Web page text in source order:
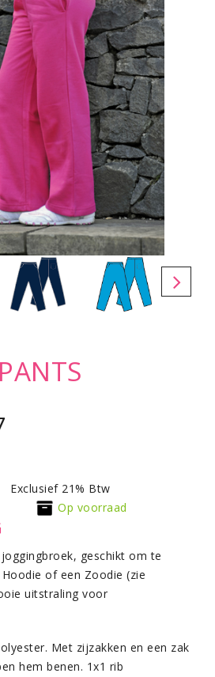
Exclusief 21% Btw
Op voorraad
geschikt om te
of een Zoodie (zie
uitstraling voor
Met zijzakken en een zak
hem benen. 1x1 rib